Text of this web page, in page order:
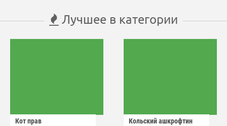
Лучшее в категории
Кот прав Кольский ашкрофтин